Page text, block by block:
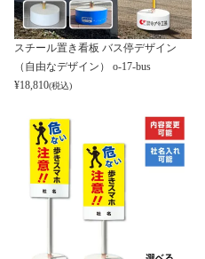
スチール置き看板 バス停デザイン
（自由なデザイン） o-17-bus
¥18,810(税込)